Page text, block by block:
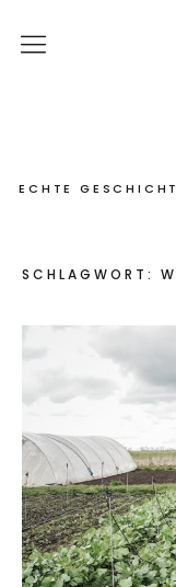
ECHTE
SCHLAGWORT: